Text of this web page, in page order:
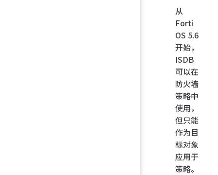
从
Forti
OS 5.6
开始，
ISDB
可以在
防火墙
策略中
使用，
但只能
作为目
标对象
应用于
策略。